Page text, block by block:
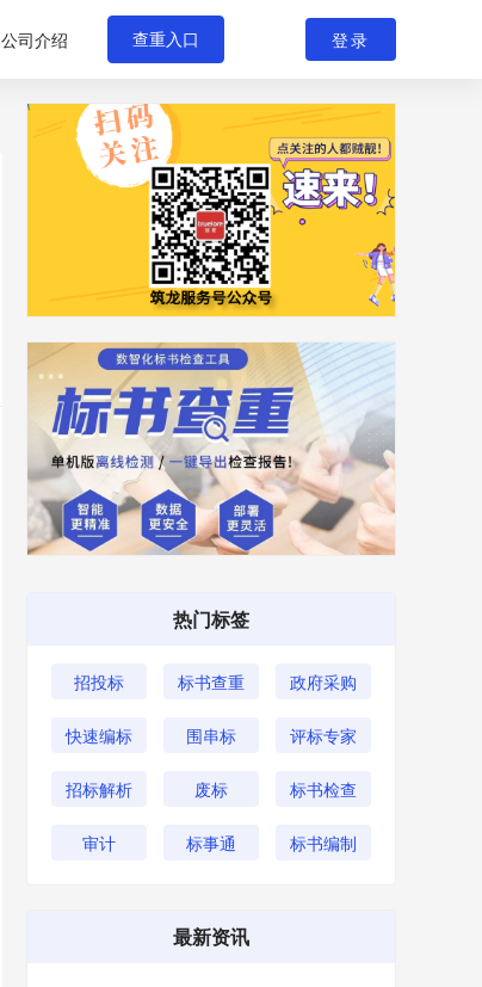
公司介绍 查重入口 登录
热门标签
招投标 标书查重 政府采购
快速编标 围串标 评标专家
招标解析 废标 标书检查
审计 标事通 标书编制
最新资讯